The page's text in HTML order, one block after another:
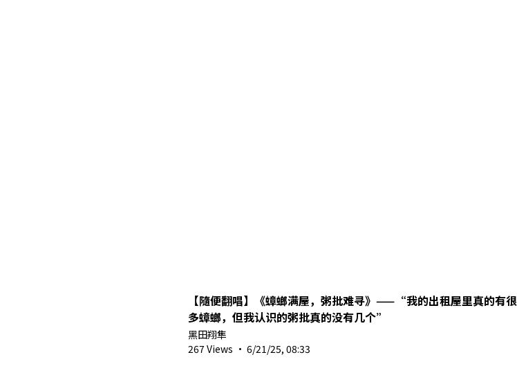
【隨便翻唱】《蟑螂满屋，粥批难寻》——“我的出租屋里真的有很
多蟑螂，但我认识的粥批真的没有几个”
黑田翔隼
267 Views · 6/21/25, 08:33